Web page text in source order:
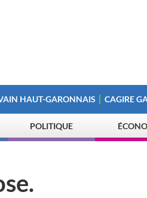
HAUT-GARONNAIS CAGIRE
POLITIQUE